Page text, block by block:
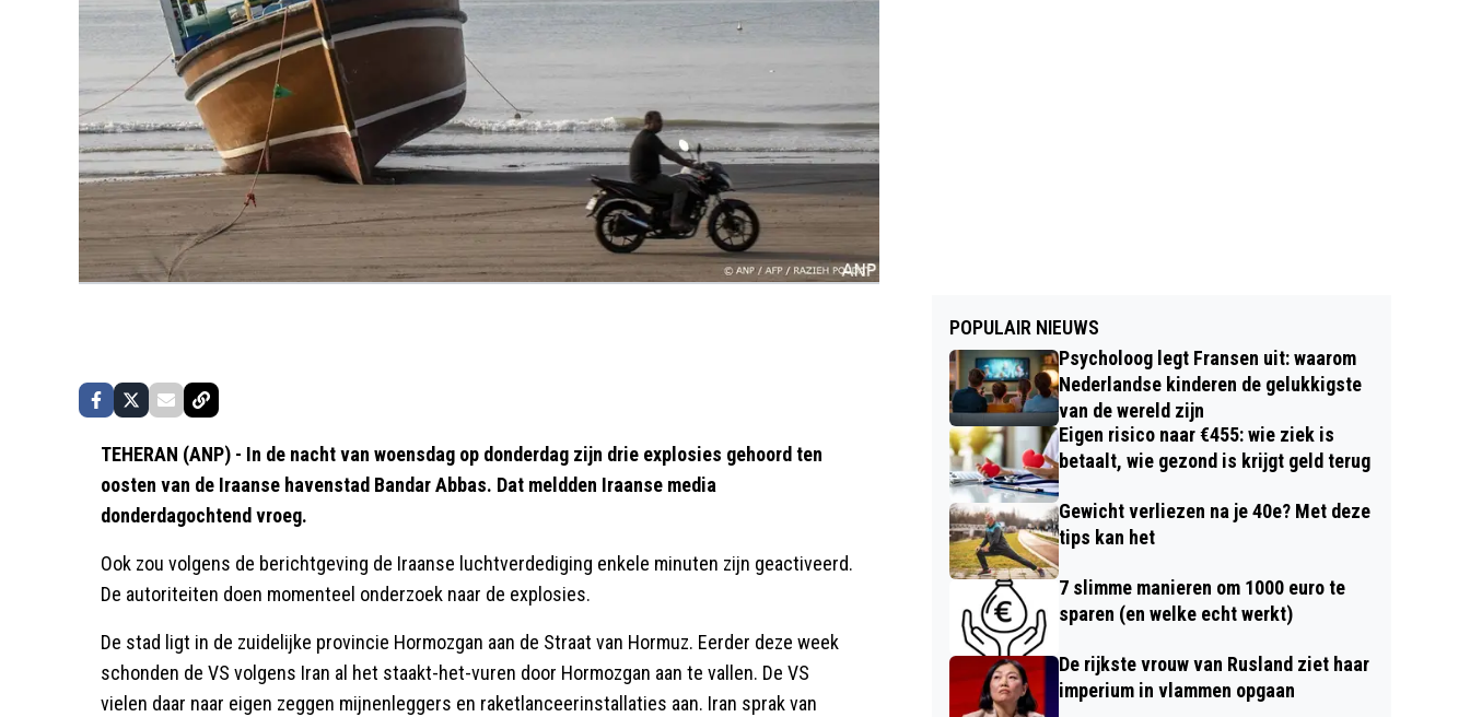
TEHERAN (ANP) - In de nacht van woensdag op donderdag zijn drie explosies gehoord ten
oosten van de Iraanse havenstad Bandar Abbas. Dat meldden Iraanse media
donderdagochtend vroeg.
Ook zou volgens de berichtgeving de Iraanse luchtverdediging enkele minuten zijn geactiveerd.
De autoriteiten doen momenteel onderzoek naar de explosies.
De stad ligt in de zuidelijke provincie Hormozgan aan de Straat van Hormuz. Eerder deze week
schonden de VS volgens Iran al het staakt-het-vuren door Hormozgan aan te vallen. De VS
vielen daar naar eigen zeggen mijnenleggers en raketlanceerinstallaties aan. Iran sprak van
POPULAIR NIEUWS
Psycholoog legt Fransen uit: waarom
Nederlandse kinderen de gelukkigste
van de wereld zijn
Eigen risico naar €455: wie ziek is
betaalt, wie gezond is krijgt geld terug
Gewicht verliezen na je 40e? Met deze
tips kan het
7 slimme manieren om 1000 euro te
sparen (en welke echt werkt)
De rijkste vrouw van Rusland ziet haar
imperium in vlammen opgaan